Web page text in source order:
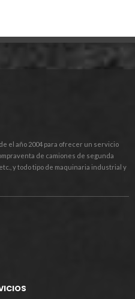
el año 2004 para ofrecer un servicio
de camiones de segunda
y todo tipo de maquinaria industrial y